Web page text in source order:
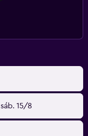
sáb. 15/8